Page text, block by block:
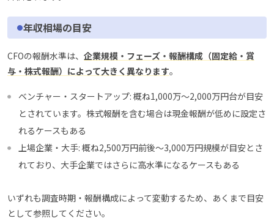
年収相場の目安
CFOの報酬水準は、 企業規模・フェーズ・報酬構成（固定給・賞
与・株式報酬）によって大きく異なります。
ベンチャー・スタートアップ: 概ね1,000万〜2,000万円台が目安
とされています。株式報酬を含む場合は現金報酬が低めに設定さ
れるケースもある
上場企業・大手: 概ね2,500万円前後〜3,000万円規模が目安とさ
れており、大手企業ではさらに高水準になるケースもある
いずれも調査時期・報酬構成によって変動するため、あくまで目安
として参照してください。